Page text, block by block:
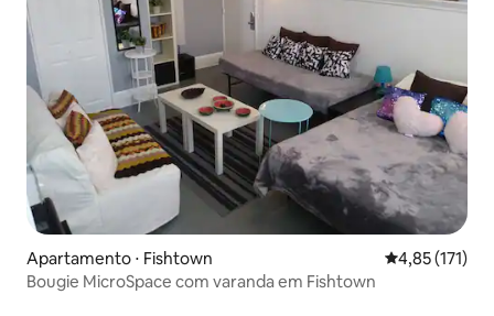
Apartamento ⋅ Fishtown 4,85 de uma
4,85 (171)
Bougie MicroSpace com varanda em Fishtown